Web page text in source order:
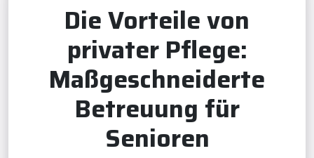
Die Vorteile von
privater Pflege:
Maßgeschneiderte
Betreuung für
Senioren